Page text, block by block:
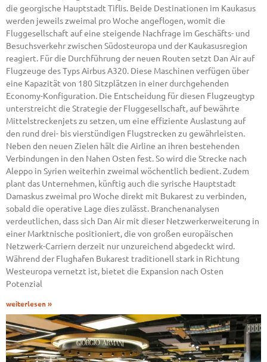
die georgische Hauptstadt Tiflis. Beide Destinationen im Kaukasus
werden jeweils zweimal pro Woche angeflogen, womit die
Fluggesellschaft auf eine steigende Nachfrage im Geschäfts- und
Besuchsverkehr zwischen Südosteuropa und der Kaukasusregion
reagiert. Für die Durchführung der neuen Routen setzt Dan Air auf
Flugzeuge des Typs Airbus A320. Diese Maschinen verfügen über
eine Kapazität von 180 Sitzplätzen in einer durchgehenden
Economy-Konfiguration. Die Entscheidung für diesen Flugzeugtyp
unterstreicht die Strategie der Fluggesellschaft, auf bewährte
Mittelstreckenjets zu setzen, um eine effiziente Auslastung auf
den rund drei- bis vierstündigen Flugstrecken zu gewährleisten.
Neben den neuen Zielen hält die Airline an ihren bestehenden
Verbindungen in den Nahen Osten fest. So wird die Strecke nach
Aleppo in Syrien weiterhin zweimal wöchentlich bedient. Zudem
plant das Unternehmen, künftig auch die syrische Hauptstadt
Damaskus zweimal pro Woche direkt mit Bukarest zu verbinden,
sobald die operative Lage dies zulässt. Branchenanalysen
verdeutlichen, dass sich Dan Air mit dieser Netzwerkerweiterung in
einer Marktnische positioniert, die von großen europäischen
Netzwerk-Carriern derzeit nur unzureichend abgedeckt wird.
Während der Flughafen Bukarest traditionell stark in Richtung
Westeuropa vernetzt ist, bietet die Expansion nach Osten
Potenzial
weiterlesen »